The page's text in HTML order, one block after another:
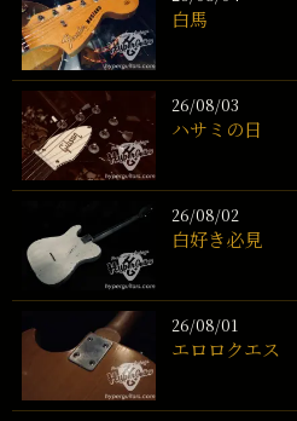
白馬
26/08/03
ハサミの日
26/08/02
白好き必見
26/08/01
エロロクエス